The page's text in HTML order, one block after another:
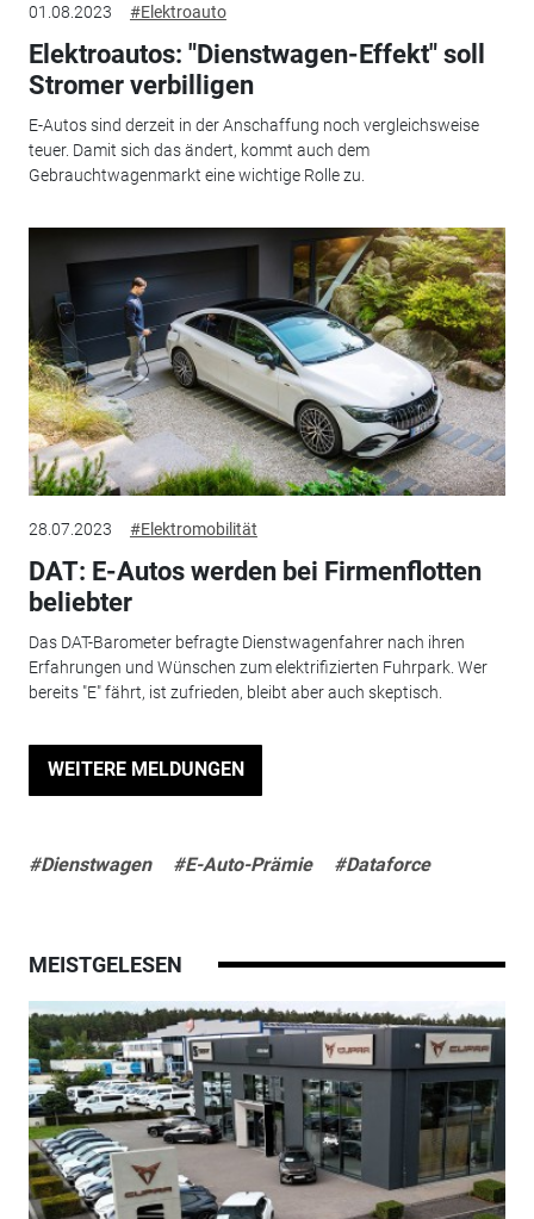
01.08.2023 #Elektroauto
Elektroautos: "Dienstwagen-Effekt" soll
Stromer verbilligen
E-Autos sind derzeit in der Anschaffung noch vergleichsweise
teuer. Damit sich das ändert, kommt auch dem
Gebrauchtwagenmarkt eine wichtige Rolle zu.
28.07.2023 #Elektromobilität
DAT: E-Autos werden bei Firmenflotten
beliebter
Das DAT-Barometer befragte Dienstwagenfahrer nach ihren
Erfahrungen und Wünschen zum elektrifizierten Fuhrpark. Wer
bereits "E" fährt, ist zufrieden, bleibt aber auch skeptisch.
WEITERE MELDUNGEN
#Dienstwagen #E-Auto-Prämie #Dataforce
MEISTGELESEN